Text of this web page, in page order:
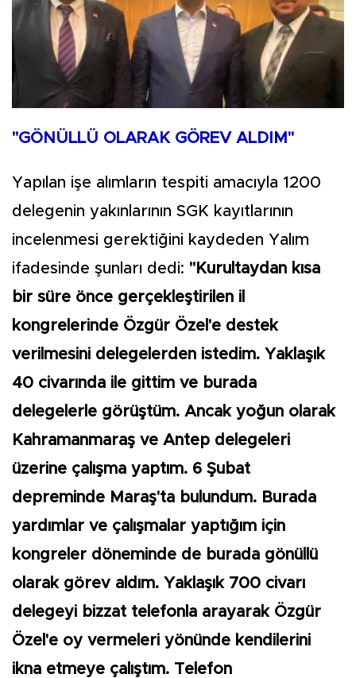
"GÖNÜLLÜ OLARAK GÖREV ALDIM"
Yapılan işe alımların tespiti amacıyla 1200
delegenin yakınlarının SGK kayıtlarının
incelenmesi gerektiğini kaydeden Yalım
ifadesinde şunları dedi: "Kurultaydan kısa
bir süre önce gerçekleştirilen il
kongrelerinde Özgür Özel'e destek
verilmesini delegelerden istedim. Yaklaşık
40 civarında ile gittim ve burada
delegelerle görüştüm. Ancak yoğun olarak
Kahramanmaraş ve Antep delegeleri
üzerine çalışma yaptım. 6 Şubat
depreminde Maraş'ta bulundum. Burada
yardımlar ve çalışmalar yaptığım için
kongreler döneminde de burada gönüllü
olarak görev aldım. Yaklaşık 700 civarı
delegeyi bizzat telefonla arayarak Özgür
Özel'e oy vermeleri yönünde kendilerini
ikna etmeye çalıştım. Telefon